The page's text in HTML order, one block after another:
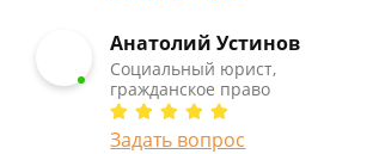
Анатолий Устинов
Социальный юрист,
гражданское право
Задать вопрос